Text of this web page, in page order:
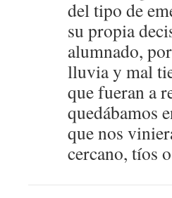
del tipo de
su propia
alumnado,
lluvia y mal
que fueran a
quedábamos
que nos
cercano, tíos